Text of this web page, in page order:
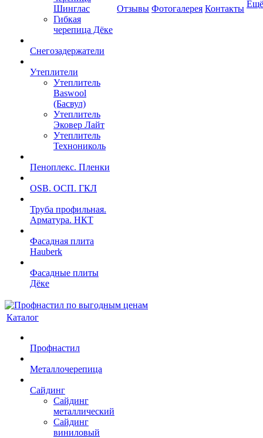
Шинглас
Гибкая
черепица Дёке
Снегозадержатели
Утеплители
Утеплитель
Baswool
(Басвул)
Утеплитель
Эковер Лайт
Утеплитель
Технониколь
Пеноплекс. Пленки
OSB. ОСП. ГКЛ
Труба профильная.
Арматура. НКТ
Фасадная плита
Hauberk
Фасадные плиты
Дёке
Отзывы Фотогалерея Контакты Ещё
Каталог
Профнастил
Металлочерепица
Сайдинг
Сайдинг
металлический
Сайдинг
виниловый